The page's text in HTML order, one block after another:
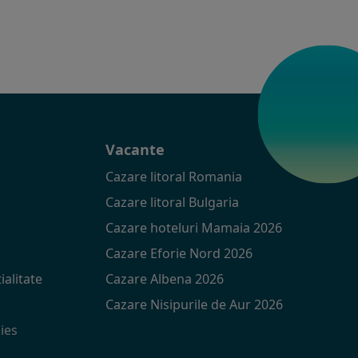
Vacante
Cazare litoral Romania
Cazare litoral Bulgaria
Cazare hoteluri Mamaia 2026
Cazare Eforie Nord 2026
Cazare Albena 2026
Cazare Nisipurile de Aur 2026